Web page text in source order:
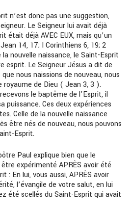
n’est donc pas une suggestion,
Le Seigneur lui avait déjà
était déjà AVEC EUX, mais qu’un
14, 17; I Corinthiens 6, 19; 2
nouvelle naissance, le Saint-Esprit
esprit. Le Seigneur Jésus a dit de
nous naissions de nouveau, nous
royaume de Dieu ( Jean 3, 3 ).
le baptême de l’Esprit, il
puissance. Ces deux expériences
Celle de la nouvelle naissance
être nés de nouveau, nous pouvons
Esprit.
Paul explique bien que le
expérimenté APRÈS avoir été
: En lui, vous aussi, APRÈS avoir
l’évangile de votre salut, en lui
été scellés du Saint-Esprit qui avait